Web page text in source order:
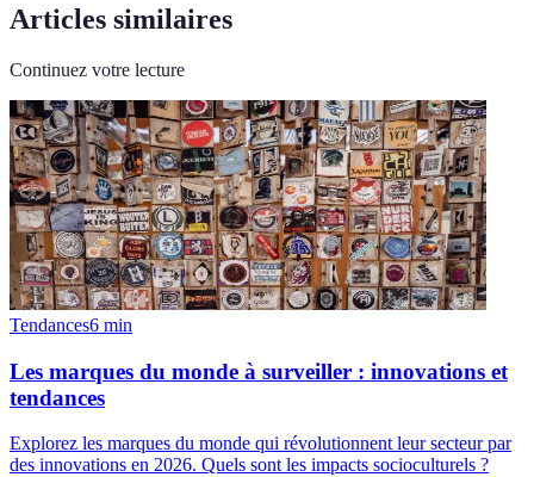
Articles similaires
Continuez votre lecture
Tendances6 min
Les marques du monde à surveiller : innovations et
tendances
Explorez les marques du monde qui révolutionnent leur secteur par
des innovations en 2026. Quels sont les impacts socioculturels ?